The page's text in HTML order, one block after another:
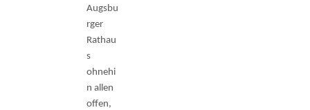
Augsbu
rger
Rathau
s
ohnehi
n allen
offen,